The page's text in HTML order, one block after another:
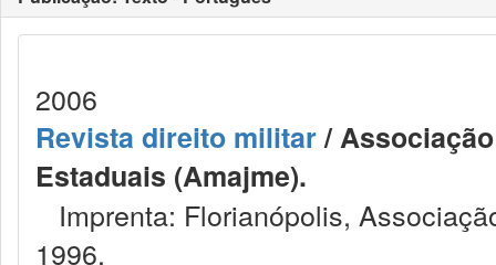
2006
Revista direito militar/
Estaduais (Amajme).
Imprenta: Florianópolis,
1996.